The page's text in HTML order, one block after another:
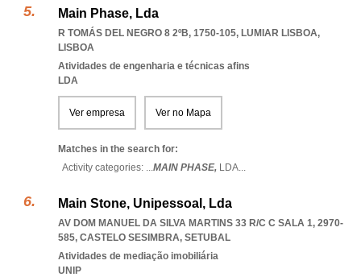
Main Phase, Lda
R TOMÁS DEL NEGRO 8 2ºB, 1750-105, LUMIAR LISBOA,
LISBOA
Atividades de engenharia e técnicas afins
LDA
Ver empresa Ver no Mapa
Matches in the search for:
Activity categories: ...MAIN PHASE, LDA...
Main Stone, Unipessoal, Lda
AV DOM MANUEL DA SILVA MARTINS 33 R/C C SALA 1, 2970-
585, CASTELO SESIMBRA, SETUBAL
Atividades de mediação imobiliária
UNIP